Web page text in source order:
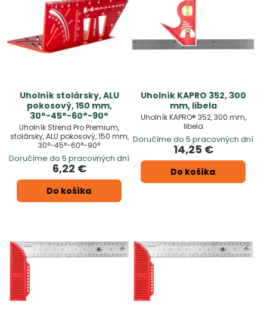
Uholník stolársky, ALU
pokosový, 150 mm,
30°-45°-60°-90°
Uholník Strend Pro Premium,
stolársky, ALU pokosový, 150 mm,
30°-45°-60°-90°
Doručíme do 5 pracovných dní
6,22 €
Do košíka
Uholník KAPRO 352, 300
mm, libela
Uholník KAPRO® 352, 300 mm,
libela
Doručíme do 5 pracovných dní
14,25 €
Do košíka